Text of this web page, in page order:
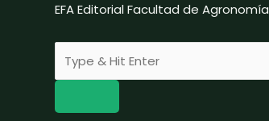
EFA Editorial Facultad de Agronomía